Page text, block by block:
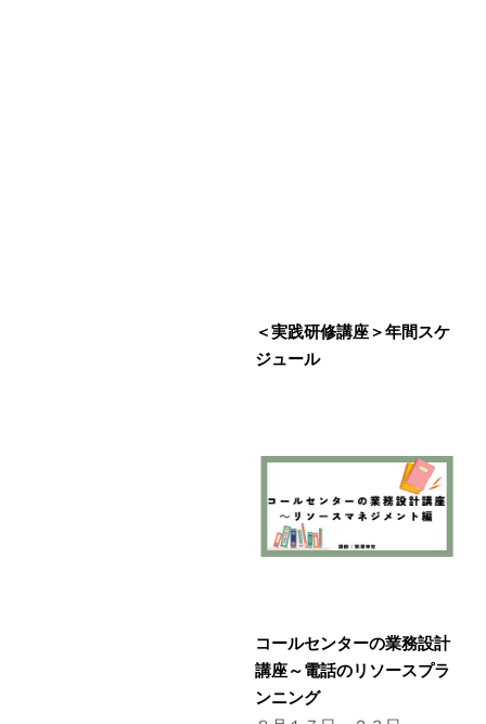
＜実践研修講座＞年間スケ
ジュール
コールセンターの業務設計
講座～電話のリソースプラ
ンニング